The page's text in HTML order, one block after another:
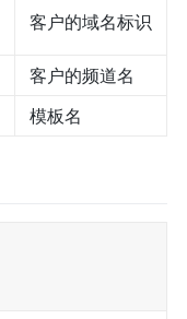
客户的域名标识
客户的频道名
模板名